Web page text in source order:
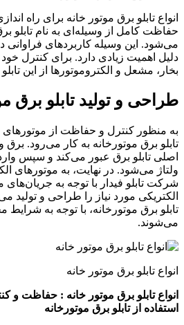
انواع تابلو برق موتور خانه برای راه
حفاظت کامل از وسیله‌ای به نام تابلو
می‌شود. این وسیله کاربردهای فراوانی
دلیل اهمیت زیادی دارد. برای کنترل
بخار، مشعل و الکتروموتورها از این
طراحی و تولید تابلو برق
به منظور کنترل و حفاظت از موتورهای
تابلو برق موتورخانه به کار می‌رود. برق
اصلی تابلو برق عبور می‌کند و سپس
ولتاژ می‌شود. در نهایت، به موتورهای
شرکت تابلو فیدار با توجه به جریان‌های
الکتریکی مورد نیاز را طراحی و تولید
تابلو برق موتورخانه، با توجه به
می‌شوند.
انواع تابلو برق موتور خانه
انواع تابلو برق موتور خانه : حفاظت و
استفاده از تابلو برق موتورخانه